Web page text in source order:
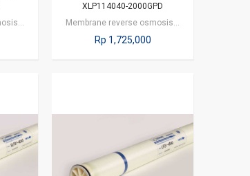
Membrane reverse osmosis dengan kapasitas 10500 gpd atau 39900 liter per hari.…
XLP114040-2000GPD
Membrane reverse osmosis dengan kapasitas 2000 gpd atau 7600 liter per hari.…
Rp 1,725,000